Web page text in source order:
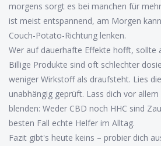
morgens sorgt es bei manchen für
ist meist entspannend, am Morgen
Couch-Potato-Richtung lenken.
Wer auf dauerhafte Effekte hofft, sollte
Billige Produkte sind oft schlechter
weniger Wirkstoff als draufsteht. Lies
unabhängig geprüft. Lass dich vor
blenden: Weder CBD noch HHC sind
besten Fall echte Helfer im Alltag.
Fazit gibt's heute keins – probier dich